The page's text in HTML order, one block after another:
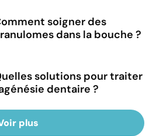
soigner des
dans la bouche ?
solutions pour traiter
dentaire ?
plus